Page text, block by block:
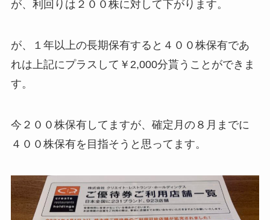
が、利回りは２００株に対して下がります。
が、１年以上の長期保有すると４００株保有であ
れは上記にプラスして￥2,000分貰うことができま
す。
今２００株保有してますが、確定月の８月までに
４００株保有を目指そうと思ってます。